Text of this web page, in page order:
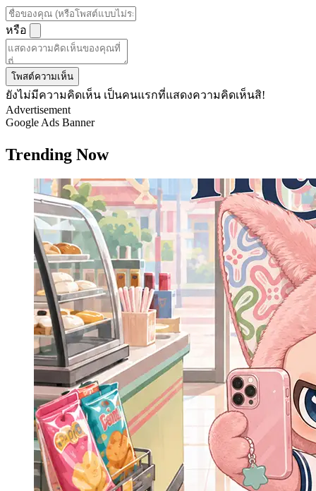
หรือ
โพสต์ความเห็น
ยังไม่มีความคิดเห็น เป็นคนแรกที่แสดงความคิดเห็นสิ!
Advertisement
Google Ads Banner
Trending Now